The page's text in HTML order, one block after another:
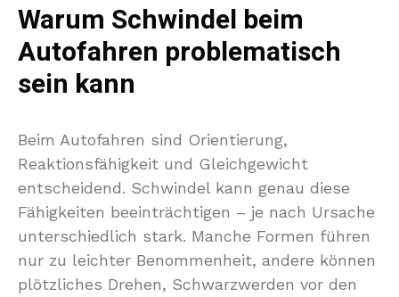
Warum Schwindel beim
Autofahren problematisch
sein kann
Beim Autofahren sind Orientierung,
Reaktionsfähigkeit und Gleichgewicht
entscheidend. Schwindel kann genau diese
Fähigkeiten beeinträchtigen – je nach Ursache
unterschiedlich stark. Manche Formen führen
nur zu leichter Benommenheit, andere können
plötzliches Drehen, Schwarzwerden vor den